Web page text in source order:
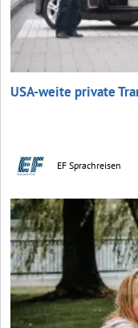
USA-weite private
EF Sprachreisen